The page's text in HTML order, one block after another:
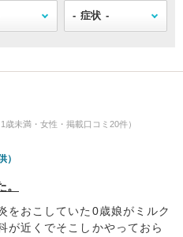
歳未満・女性・掲載口コミ20件）
）
をおこしていた0歳娘がミルク
が近くでそこしかやっておら